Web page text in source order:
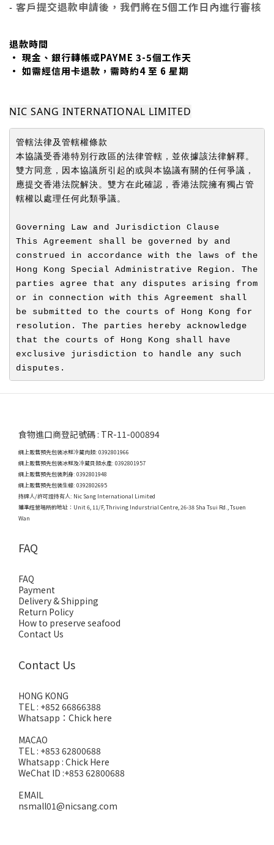
- 客戶提交退款申請後，我們將在5個工作日內進行審核
退款時間
• 現金、銀行轉帳或PAYME 3-5個工作天
• 如需經信用卡退款，需時約4 至 6 星期
NIC SANG INTERNATIONAL LIMITED
管轄法律及管轄權條款
本協議受香港特別行政區的法律管轄，並依據該法律解釋。
雙方同意，因本協議所引起的或與本協議有關的任何爭議，
應提交香港法院解決。雙方在此確認，香港法院擁有獨占管
轄權以處理任何此類爭議。
Governing Law and Jurisdiction Clause
This Agreement shall be governed by and
construed in accordance with the laws of the
Hong Kong Special Administrative Region. The
parties agree that any disputes arising from
or in connection with this Agreement shall
be submitted to the courts of Hong Kong for
resolution. The parties hereby acknowledge
that the courts of Hong Kong shall have
exclusive jurisdiction to handle any such
disputes.
食物進口商登記號碼 : TR-11-000894
網上販售預先包裝冰鮮冷藏肉類: 0392801966
網上販售預先包裝冰鮮及冷藏貝類水產: 0392801957
網上販售預先包裝刺身: 0392801948
網上販售預先包裝生蠔: 0392802695
持牌人/許可證持有人: Nic Sang International Limited
獲準經營場所的地址： Unit 6, 11/F, Thriving Indurstrial Centre, 26-38 Sha Tsui Rd., Tsuen
Wan
FAQ
FAQ
Payment
Delivery & Shipping
Return Policy
How to preserve seafood
Contact Us
Contact Us
HONG KONG
TEL : +852 66866388
Whatsapp： Chick here
MACAO
TEL : +853 62800688
Whatsapp : Chick Here
WeChat ID :+853 62800688
EMAIL
nsmall01@nicsang.com